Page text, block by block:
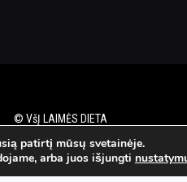
© VšĮ LAIMĖS DIETA
POLITIKA PARDUOTUVĖ
patirtį mūsų svetainėje.
arba juos išjungti